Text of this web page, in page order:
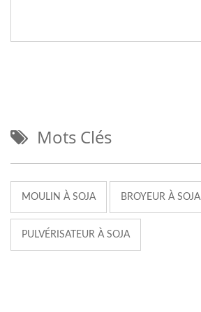
Mots Clés
MOULIN À SOJA BROYEUR À SOJA
PULVÉRISATEUR À SOJA